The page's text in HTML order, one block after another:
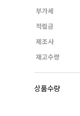
부가세
적립금
제조사
재고수량
상품수량